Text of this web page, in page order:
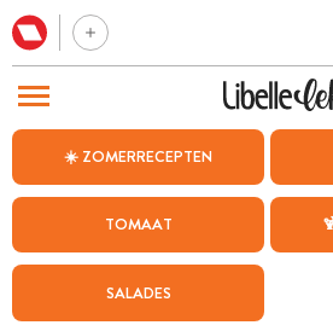
☀️ ZOMERRECEPTEN
TOMAAT
SALADES
BEZOEK ONZE ANDERE WEBSITES
WEEKMENU
CHAT MET MAIA